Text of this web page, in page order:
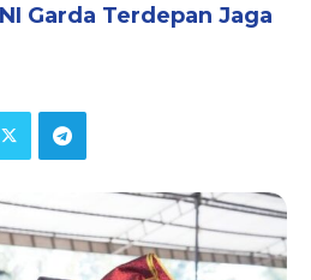
Garda Terdepan Jaga